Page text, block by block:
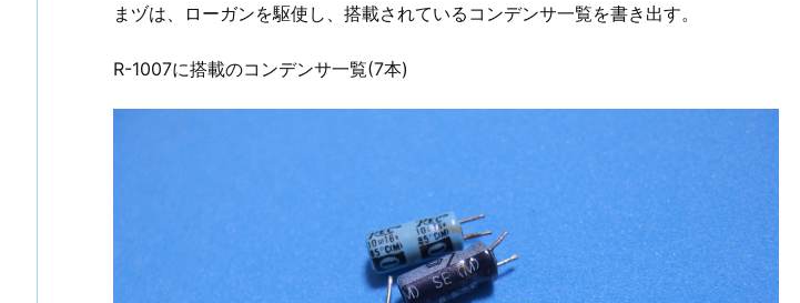
まヅは、ローガンを駆使し、搭載されているコンデンサ一覧を書き出す。
R-1007に搭載のコンデンサ一覧(7本)